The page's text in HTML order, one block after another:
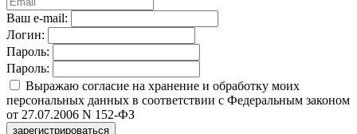
Ваш e-mail:
Логин:
Пароль:
Пароль:
Выражаю согласие на хранение и обработку моих
персональных данных в соответствии с Федеральным законом
от 27.07.2006 N 152-ФЗ
зарегистрироваться